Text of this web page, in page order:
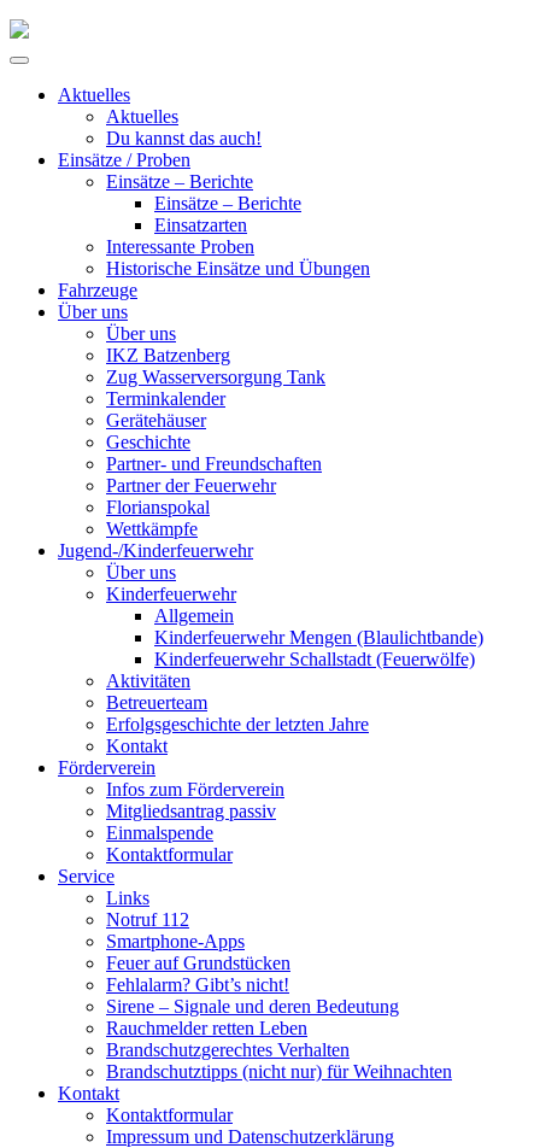
Skip
Primary
Aktuelles
Aktuelles
Du kannst das auch!
Einsätze / Proben
Einsätze – Berichte
Einsätze – Berichte
Einsatzarten
Interessante Proben
Historische Einsätze und Übungen
Fahrzeuge
Über uns
Über uns
IKZ Batzenberg
Zug Wasserversorgung Tank
Terminkalender
Gerätehäuser
Geschichte
Partner- und Freundschaften
Partner der Feuerwehr
Florianspokal
Wettkämpfe
Jugend-/Kinderfeuerwehr
Über uns
Kinderfeuerwehr
Allgemein
Kinderfeuerwehr Mengen (Blaulichtbande)
Kinderfeuerwehr Schallstadt (Feuerwölfe)
Aktivitäten
Betreuerteam
Erfolgsgeschichte der letzten Jahre
Kontakt
Förderverein
Infos zum Förderverein
Mitgliedsantrag passiv
Einmalspende
Kontaktformular
Service
Links
Notruf 112
Smartphone-Apps
Feuer auf Grundstücken
Fehlalarm? Gibt’s nicht!
Sirene – Signale und deren Bedeutung
Rauchmelder retten Leben
Brandschutzgerechtes Verhalten
Brandschutztipps (nicht nur) für Weihnachten
Kontakt
Kontaktformular
Impressum und Datenschutzerklärung